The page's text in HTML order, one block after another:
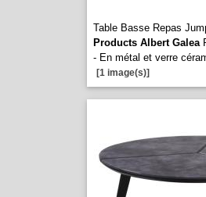
Table Basse Repas
Products Albert Galea
- En métal et verre
[1 image(s)]